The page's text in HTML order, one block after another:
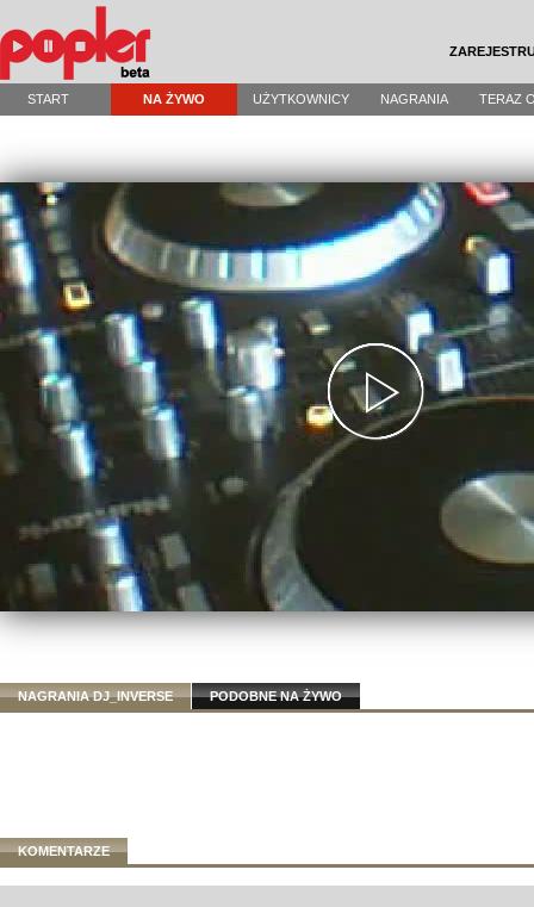
START NA ŻYWO UŻYTKOWNICY NAGRANIA TERAZ
NAGRANIA DJ_INVERSE PODOBNE NA ŻYWO
KOMENTARZE